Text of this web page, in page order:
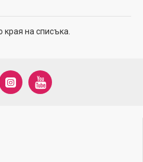
края на списъка.